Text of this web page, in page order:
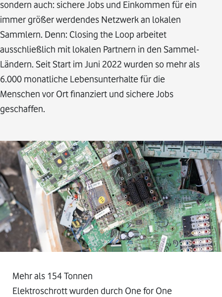
sondern auch: sichere Jobs und Einkommen für ein
immer größer werdendes Netzwerk an lokalen
Sammlern. Denn: Closing the Loop arbeitet
ausschließlich mit lokalen Partnern in den Sammel-
Ländern. Seit Start im Juni 2022 wurden so mehr als
6.000 monatliche Lebensunterhalte für die
Menschen vor Ort finanziert und sichere Jobs
geschaffen.
Mehr als 154 Tonnen
Elektroschrott wurden durch One for One